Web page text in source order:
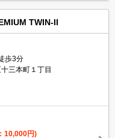
TWIN-II
歩3分
三本町１丁目
10,000円)